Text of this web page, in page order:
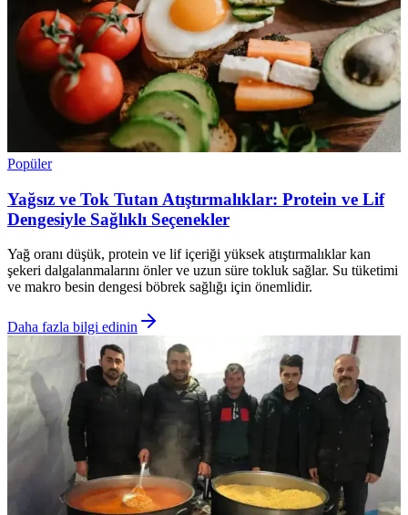
Popüler
Yağsız ve Tok Tutan Atıştırmalıklar: Protein ve Lif
Dengesiyle Sağlıklı Seçenekler
Yağ oranı düşük, protein ve lif içeriği yüksek atıştırmalıklar kan
şekeri dalgalanmalarını önler ve uzun süre tokluk sağlar. Su tüketimi
ve makro besin dengesi böbrek sağlığı için önemlidir.
Daha fazla bilgi edinin